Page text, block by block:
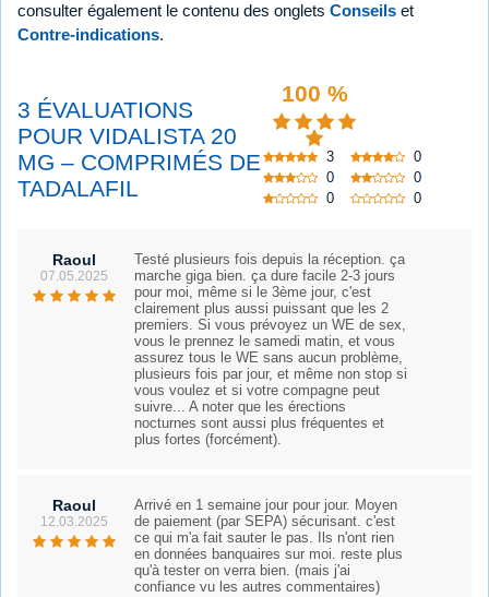
consulter également le contenu des onglets Conseils et
Contre-indications.
3 ÉVALUATIONS
POUR VIDALISTA 20
MG – COMPRIMÉS DE
TADALAFIL
100 %
3
0
0
0
0
0
Raoul
07.05.2025
Testé plusieurs fois depuis la réception. ça
marche giga bien. ça dure facile 2-3 jours
pour moi, même si le 3ème jour, c'est
clairement plus aussi puissant que les 2
premiers. Si vous prévoyez un WE de sex,
vous le prennez le samedi matin, et vous
assurez tous le WE sans aucun problème,
plusieurs fois par jour, et même non stop si
vous voulez et si votre compagne peut
suivre... A noter que les érections
nocturnes sont aussi plus fréquentes et
plus fortes (forcément).
Raoul
12.03.2025
Arrivé en 1 semaine jour pour jour. Moyen
de paiement (par SEPA) sécurisant. c'est
ce qui m'a fait sauter le pas. Ils n'ont rien
en données banquaires sur moi. reste plus
qu'à tester on verra bien. (mais j'ai
confiance vu les autres commentaires)